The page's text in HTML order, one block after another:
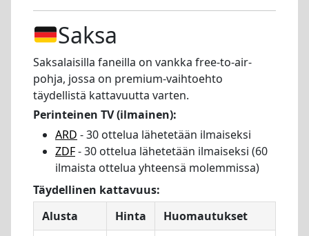
Saksa
Saksalaisilla faneilla on vankka free-to-air-
pohja, jossa on premium-vaihtoehto
täydellistä kattavuutta varten.
Perinteinen TV (ilmainen):
ARD - 30 ottelua lähetetään ilmaiseksi
ZDF- 30 ottelua lähetetään ilmaiseksi (60
ilmaista ottelua yhteensä molemmissa)
Täydellinen kattavuus:
Alusta
Hinta
Huomautukset